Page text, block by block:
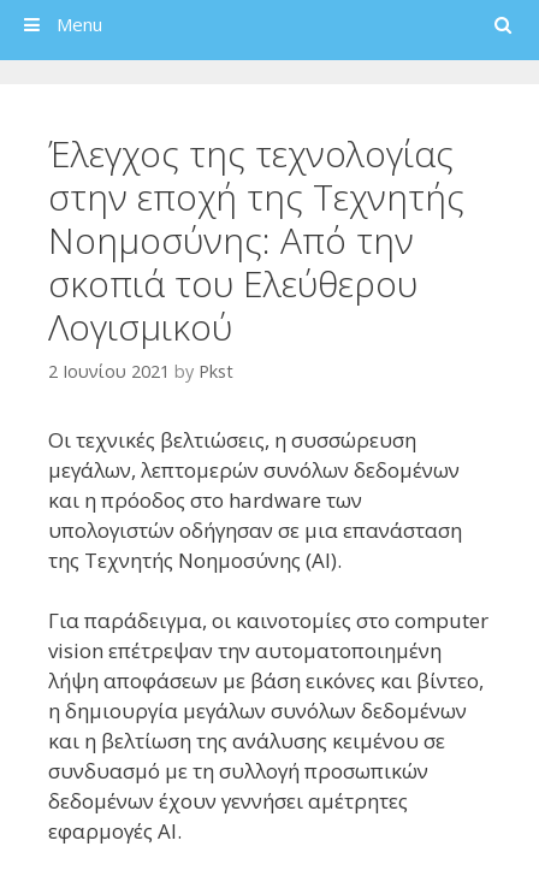
Search
Menu
Έλεγχος της τεχνολογίας
στην εποχή της Τεχνητής
Νοημοσύνης: Από την
σκοπιά του Ελεύθερου
Λογισμικού
2 Ιουνίου 2021 by Pkst
Οι τεχνικές βελτιώσεις, η συσσώρευση
μεγάλων, λεπτομερών συνόλων δεδομένων
και η πρόοδος στο hardware των
υπολογιστών οδήγησαν σε μια επανάσταση
της Τεχνητής Νοημοσύνης (AI).
Για παράδειγμα, οι καινοτομίες στο computer
vision επέτρεψαν την αυτοματοποιημένη
λήψη αποφάσεων με βάση εικόνες και βίντεο,
η δημιουργία μεγάλων συνόλων δεδομένων
και η βελτίωση της ανάλυσης κειμένου σε
συνδυασμό με τη συλλογή προσωπικών
δεδομένων έχουν γεννήσει αμέτρητες
εφαρμογές AI.